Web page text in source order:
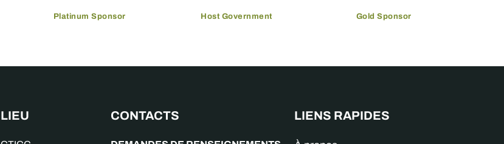
Platinum Sponsor Host Government Gold Sponsor
LIEU CONTACTS LIENS RAPIDES